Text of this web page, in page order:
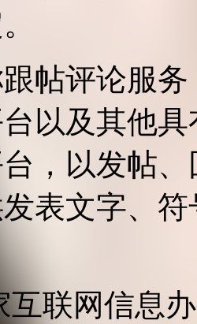
帖评论服
以及其他
，以发帖
表文字、
互联网信息